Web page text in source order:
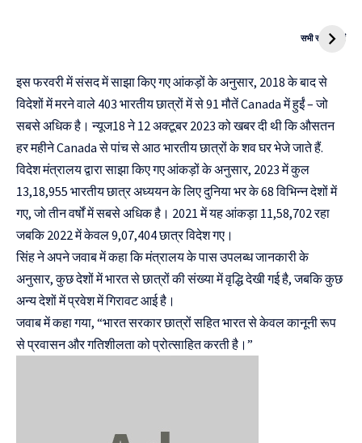
सभी स्टोरी देखें
Kanya Vivah
इस फरवरी में संसद में साझा किए गए आंकड़ों के अनुसार, 2018 के बाद से
विदेशों में मरने वाले 403 भारतीय छात्रों में से 91 मौतें Canada में हुईं – जो
सबसे अधिक है। न्यूज18 ने 12 अक्टूबर 2023 को खबर दी थी कि औसतन
हर महीने Canada से पांच से आठ भारतीय छात्रों के शव घर भेजे जाते हैं.
विदेश मंत्रालय द्वारा साझा किए गए आंकड़ों के अनुसार, 2023 में कुल
13,18,955 भारतीय छात्र अध्ययन के लिए दुनिया भर के 68 विभिन्न देशों में
गए, जो तीन वर्षों में सबसे अधिक है। 2021 में यह आंकड़ा 11,58,702 रहा
जबकि 2022 में केवल 9,07,404 छात्र विदेश गए।
सिंह ने अपने जवाब में कहा कि मंत्रालय के पास उपलब्ध जानकारी के
अनुसार, कुछ देशों में भारत से छात्रों की संख्या में वृद्धि देखी गई है, जबकि कुछ
अन्य देशों में प्रवेश में गिरावट आई है।
जवाब में कहा गया, “भारत सरकार छात्रों सहित भारत से केवल कानूनी रूप
से प्रवासन और गतिशीलता को प्रोत्साहित करती है।”